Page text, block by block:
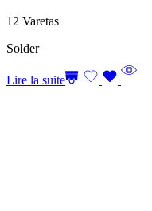
12 Varetas
Solder
Lire la suite